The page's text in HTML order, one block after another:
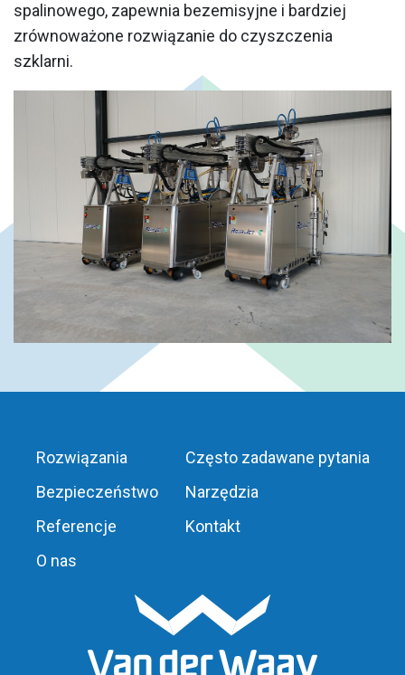
spalinowego, zapewnia bezemisyjne i bardziej
zrównoważone rozwiązanie do czyszczenia
szklarni.
Rozwiązania
Bezpieczeństwo
Referencje
O nas
Często zadawane pytania
Narzędzia
Kontakt